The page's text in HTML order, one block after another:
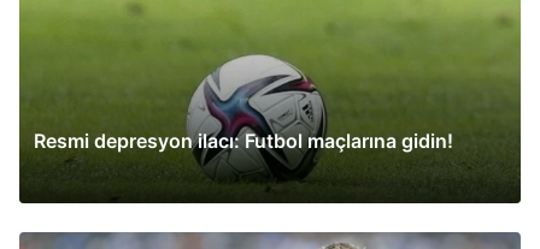
Resmi depresyon ilacı: Futbol maçlarına gidin!